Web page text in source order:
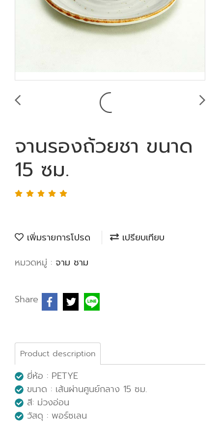
จานรองถ้วยชา ขนาด
15 ซม.
เพิ่มรายการโปรด
เปรียบเทียบ
หมวดหมู่ : จาม ชาม
Share
Product description
ยี่ห้อ : PETYE
ขนาด : เส้นผ่านศูนย์กลาง 15 ซม.
สี: ม่วงอ่อน
วัสดุ : พอร์ซเลน